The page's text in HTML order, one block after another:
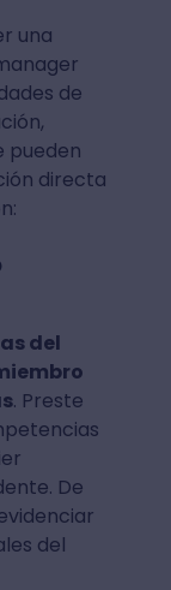
una
de
pueden
directa
del
. Preste
De
del